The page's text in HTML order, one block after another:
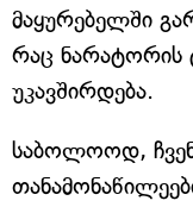
მაყურებელში
რაც ნარატორის
უკავშირდება.
საბოლოოდ,